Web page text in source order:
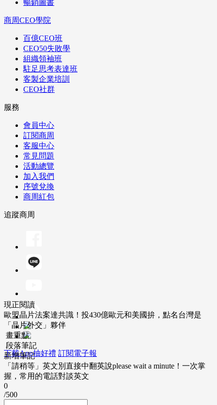
暢銷圖書
商周CEO學院
百億CEO班
CEO50失敗學
組織領袖班
駐足思考表達班
客製企業培訓
CEO社群
服務
會員中心
訂閱商周
客服中心
常見問題
活動總覽
加入我們
序號兌換
商周紅包
追蹤商周
下載App抽好禮 訂閱電子報
現正閱讀
歐盟晶片法案達共識！投430億歐元和美國拚，點名台灣是
「晶片外交」夥伴
畫重點
段落筆記
新增筆記
「請稍等」英文別直接中翻英說please wait a minute！一次掌
握，常用的電話對談英文
0
/500